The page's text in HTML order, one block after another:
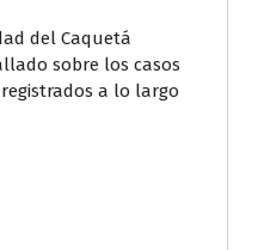
del Caquetá
sobre los casos
a lo largo